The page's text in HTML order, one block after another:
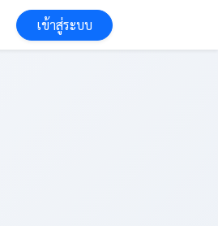
เข้าสู่ระบบ